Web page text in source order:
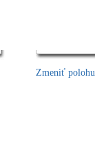
Zmeniť polohu